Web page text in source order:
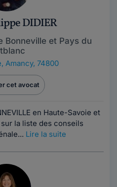
DIDIER
Bonneville et Pays du
, Amancy, 74800
cet avocat
en Haute-Savoie et
la liste des conseils
Lire la suite